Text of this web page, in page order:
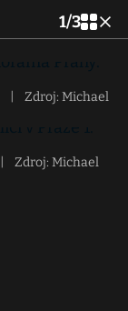
1/3
Zdroj: Michael
Zdroj: Michael